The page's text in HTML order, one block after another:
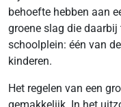
behoefte hebben aan
groene slag die
schoolplein: één van
kinderen.
Het regelen van een